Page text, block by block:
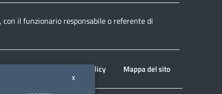
il funzionario responsabile o referente di
Privacy policy Mappa del sito
X